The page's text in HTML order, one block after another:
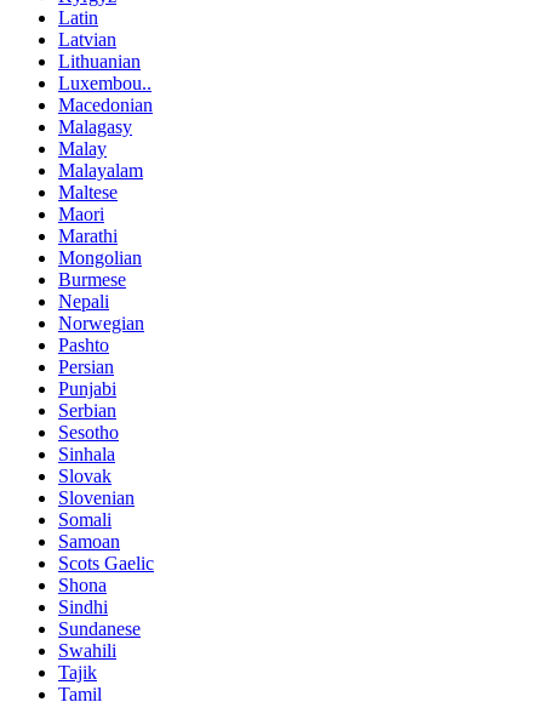
Latin
Latvian
Lithuanian
Luxembou..
Macedonian
Malagasy
Malay
Malayalam
Maltese
Maori
Marathi
Mongolian
Burmese
Nepali
Norwegian
Pashto
Persian
Punjabi
Serbian
Sesotho
Sinhala
Slovak
Slovenian
Somali
Samoan
Scots Gaelic
Shona
Sindhi
Sundanese
Swahili
Tajik
Tamil